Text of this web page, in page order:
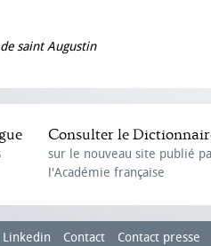
saint Augustin
Consulter le
sur le nouveau site publié
l'Académie française
Linkedin Contact Contact presse